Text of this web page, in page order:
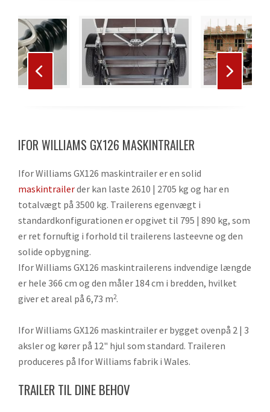
Use
the
left
and
right
access
carousel
navigation
buttons
go
the
first
slide
IFOR WILLIAMS GX126 MASKINTRAILER
Ifor Williams GX126 maskintrailer er en solid
maskintrailerder kan laste 2610 | 2705 kg og har en
totalvægt på 3500 kg. Trailerens egenvægt i
standardkonfigurationen er opgivet til 795 | 890 kg, som
er ret fornuftig i forhold til trailerens lasteevne og den
solide opbygning.
Ifor Williams GX126 maskintrailerens indvendige længde
er hele 366 cm og den måler 184 cm i bredden, hvilket
giver et areal på 6,73 m2.
Ifor Williams GX126 maskintrailer er bygget ovenpå 2 | 3
aksler og kører på 12" hjul som standard. Traileren
produceres på Ifor Williams fabrik i Wales.
TRAILER TIL DINE BEHOV